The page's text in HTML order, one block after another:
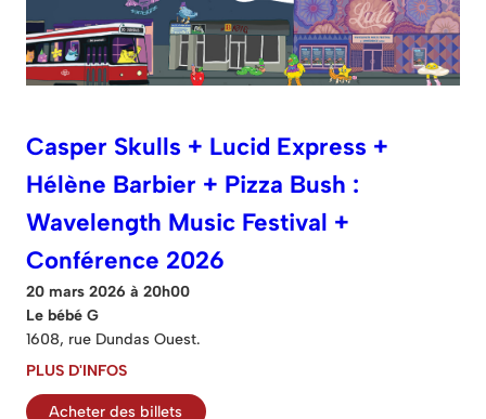
Casper Skulls + Lucid Express +
Hélène Barbier + Pizza Bush :
Wavelength Music Festival +
Conférence 2026
20 mars 2026 à 20h00
Le bébé G
1608, rue Dundas Ouest.
PLUS D'INFOS
Acheter des billets